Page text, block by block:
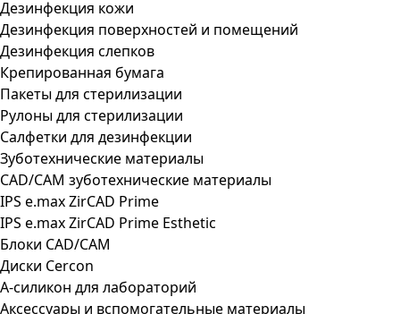
Дезинфекция кожи
Дезинфекция поверхностей и помещений
Дезинфекция слепков
Крепированная бумага
Пакеты для стерилизации
Рулоны для стерилизации
Салфетки для дезинфекции
Зуботехнические материалы
CAD/CAM зуботехнические материалы
IPS e.max ZirCAD Prime
IPS e.max ZirCAD Prime Esthetic
Блоки CAD/CAM
Диски Cercon
А-силикон для лабораторий
Аксессуары и вспомогательные материалы